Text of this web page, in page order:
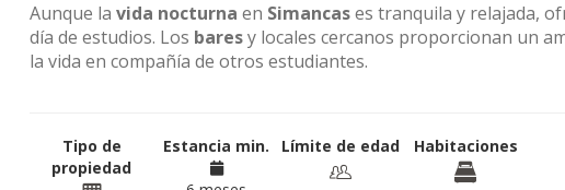
Aunque la vida nocturna en Simancases tranquila y relajada,
día de estudios. Los baresy locales cercanos proporcionan un
la vida en compañía de otros estudiantes.
Tipo de
propiedad
Estancia min. Límite de edad Habitaciones